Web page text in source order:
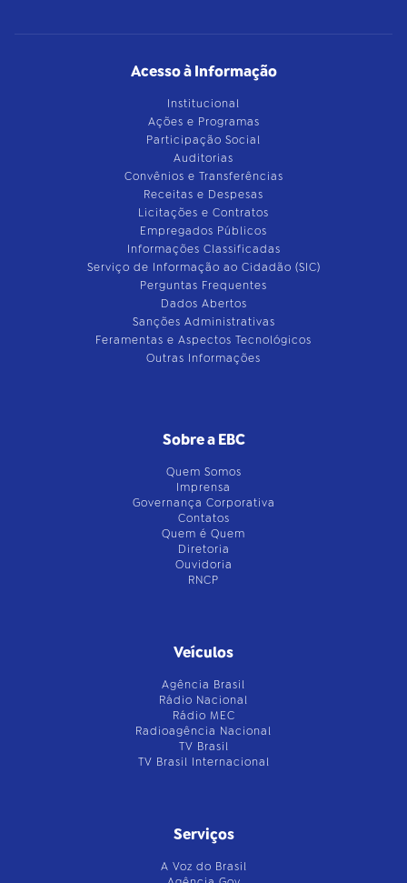
Acesso à Informação
Institucional
Ações e Programas
Participação Social
Auditorias
Convênios e Transferências
Receitas e Despesas
Licitações e Contratos
Empregados Públicos
Informações Classificadas
Serviço de Informação ao Cidadão (SIC)
Perguntas Frequentes
Dados Abertos
Sanções Administrativas
Feramentas e Aspectos Tecnológicos
Outras Informações
Sobre a EBC
Quem Somos
Imprensa
Governança Corporativa
Contatos
Quem é Quem
Diretoria
Ouvidoria
RNCP
Veículos
Agência Brasil
Rádio Nacional
Rádio MEC
Radioagência Nacional
TV Brasil
TV Brasil Internacional
Serviços
A Voz do Brasil